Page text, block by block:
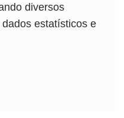
diversos
estatísticos e